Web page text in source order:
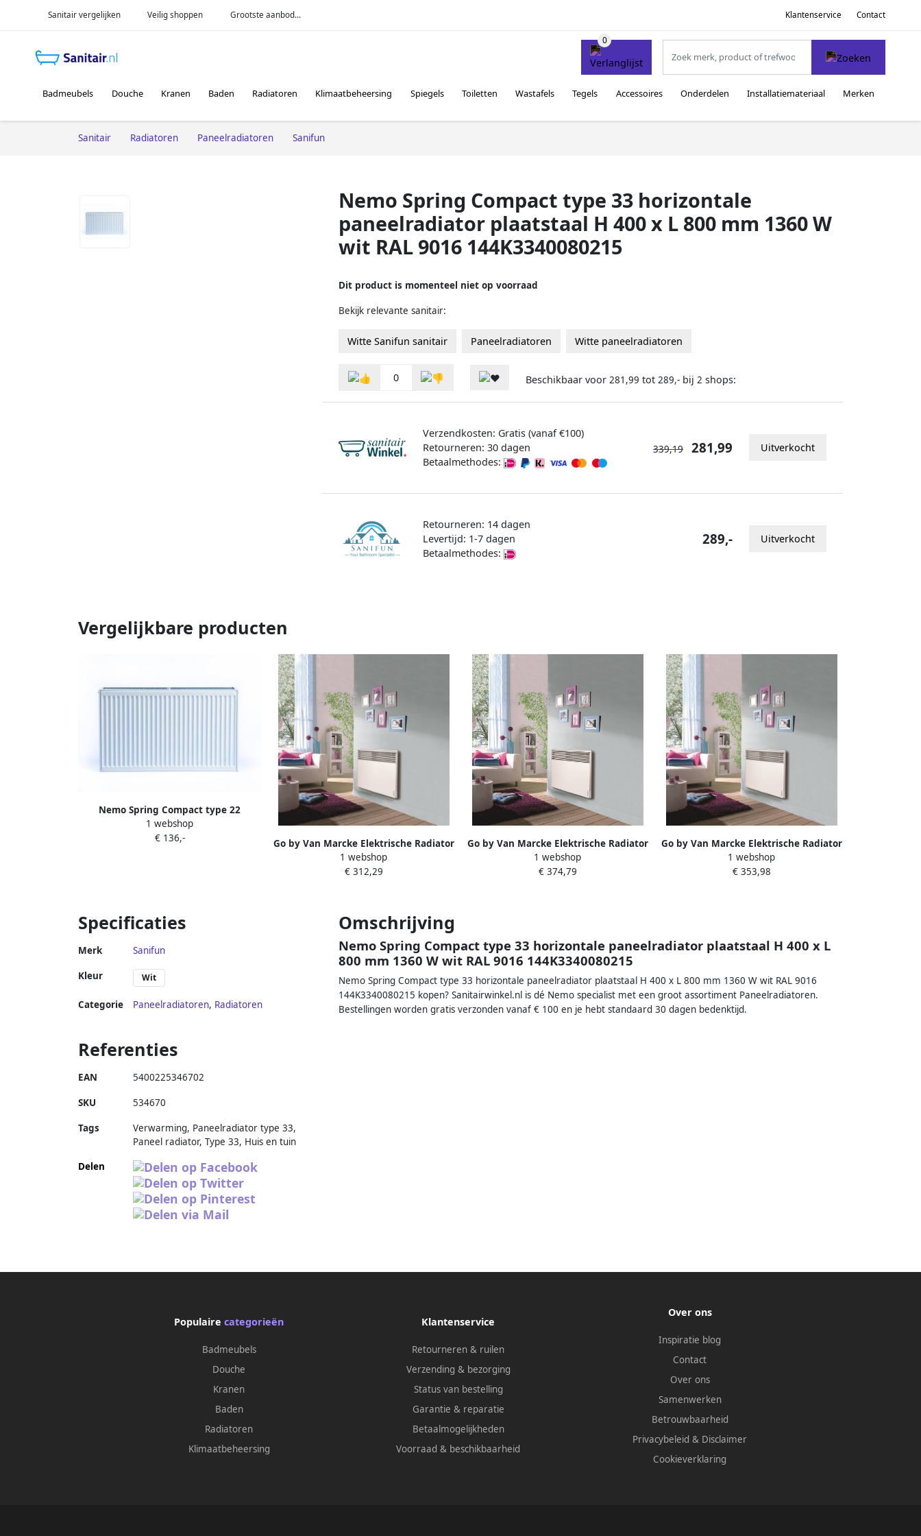
Sanitair vergelijken Veilig shoppen Grootste aanbod... Klantenservice Contact
Badmeubels Douche Kranen Baden Radiatoren Klimaatbeheersing Spiegels Toiletten Wastafels Tegels Accessoires Onderdelen Installatiemateriaal Merken
Sanitair Radiatoren Paneelradiatoren Sanifun
Nemo Spring Compact type 33 horizontale
paneelradiator plaatstaal H 400 x L 800 mm 1360 W
wit RAL 9016 144K3340080215
Dit product is momenteel niet op voorraad
Bekijk relevante sanitair:
Witte Sanifun sanitair Paneelradiatoren Witte paneelradiatoren
0 Beschikbaar voor 281,99 tot 289,- bij 2 shops:
Verzendkosten: Gratis (vanaf €100)
Retourneren: 30 dagen
Betaalmethodes:
339,19 281,99 Uitverkocht
Retourneren: 14 dagen
Levertijd: 1-7 dagen
Betaalmethodes:
289,- Uitverkocht
Vergelijkbare producten
Nemo Spring Compact type 22
horizontale paneelradiator plaatstaal
H 400 x L 500 mm 601 W wit RAL 9016
1 webshop
€ 136,-
Go by Van Marcke Elektrische Radiator
Van Marcke Atlantic 1000W
1 webshop
€ 312,29
Go by Van Marcke Elektrische Radiator
Van Marcke Atlantic 2000W
1 webshop
€ 374,79
Go by Van Marcke Elektrische Radiator
Van Marcke Atlantic 1500W
1 webshop
€ 353,98
Specificaties
Merk Sanifun
Kleur Wit
Categorie Paneelradiatoren, Radiatoren
Omschrijving
Nemo Spring Compact type 33 horizontale paneelradiator plaatstaal H 400 x L
800 mm 1360 W wit RAL 9016 144K3340080215
Nemo Spring Compact type 33 horizontale paneelradiator plaatstaal H 400 x L 800 mm 1360 W wit RAL 9016
144K3340080215 kopen? Sanitairwinkel.nl is dé Nemo specialist met een groot assortiment Paneelradiatoren.
Bestellingen worden gratis verzonden vanaf € 100 en je hebt standaard 30 dagen bedenktijd.
Referenties
EAN 5400225346702
SKU 534670
Tags
Verwarming, Paneelradiator type 33,
Paneel radiator, Type 33, Huis en tuin
Delen
Populaire categorieën
Badmeubels
Douche
Kranen
Baden
Radiatoren
Klimaatbeheersing
Klantenservice
Retourneren & ruilen
Verzending & bezorging
Status van bestelling
Garantie & reparatie
Betaalmogelijkheden
Voorraad & beschikbaarheid
Over ons
Inspiratie blog
Contact
Over ons
Samenwerken
Betrouwbaarheid
Privacybeleid & Disclaimer
Cookieverklaring